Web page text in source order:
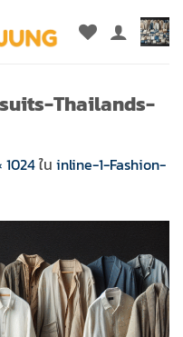
Thailands-
1024ใน inline-1-Fashion-